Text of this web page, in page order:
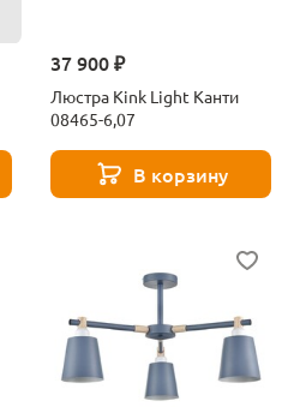
37 900 ₽
Люстра Kink Light Канти
08465-6,07
В корзину